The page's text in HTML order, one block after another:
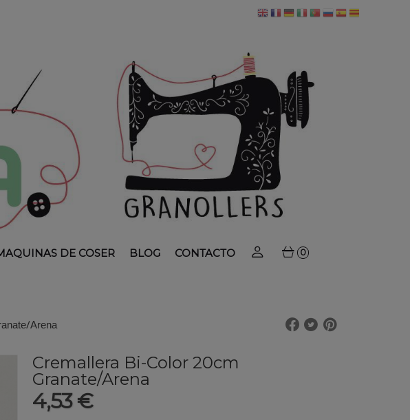
DE COSER BLOG CONTACTO 0
Arena
Cremallera Bi-Color 20cm
Granate/Arena
4,53 €